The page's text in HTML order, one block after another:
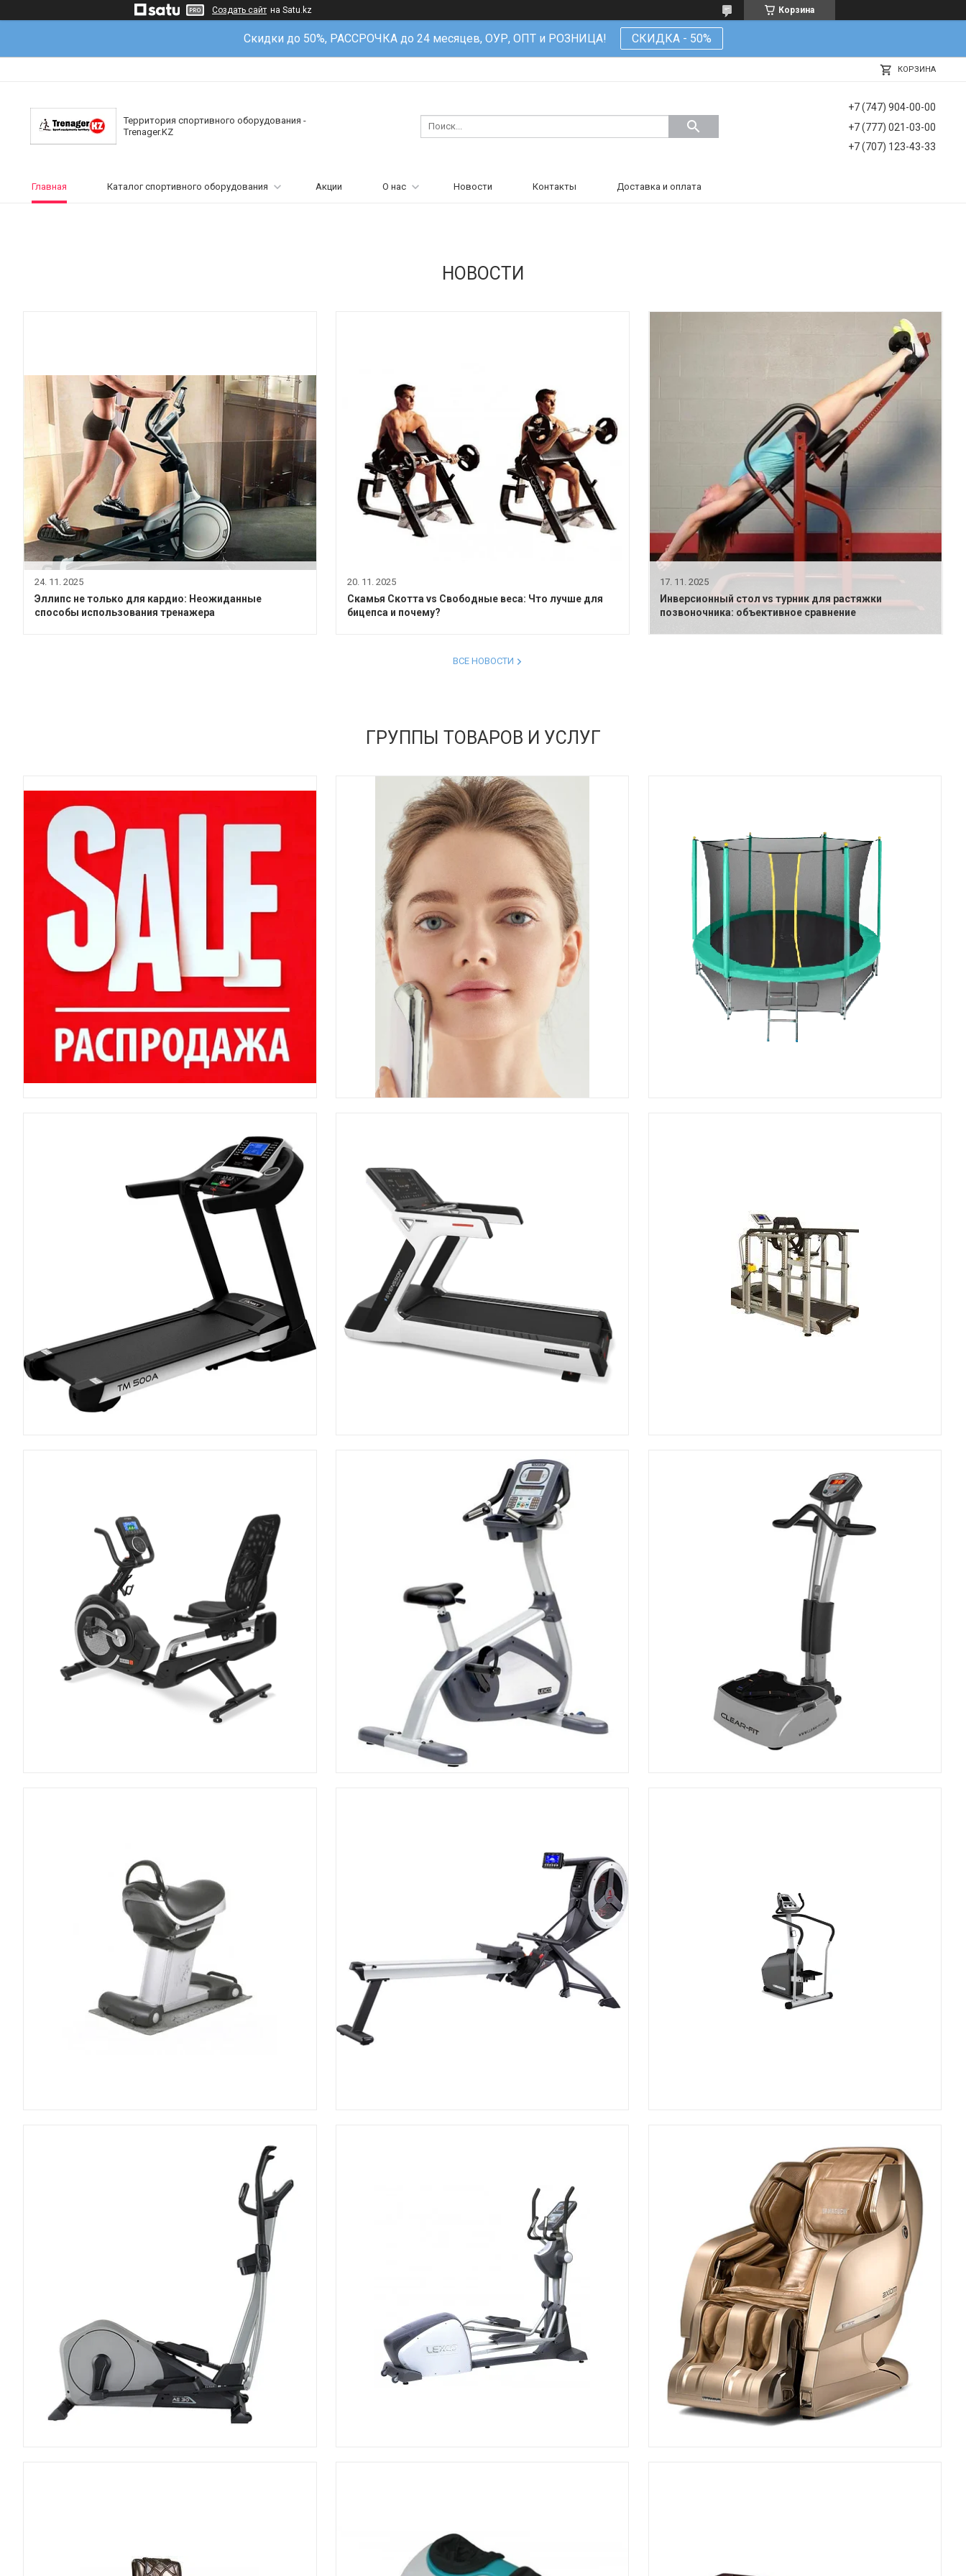
Создать сайт на Satu.kz Корзина
Скидки до 50%, РАССРОЧКА до 24 месяцев, ОУР, ОПТ и РОЗНИЦА! СКИДКА - 50%
КОРЗИНА
Территория спортивного оборудования -
Trenager.KZ
+7 (747) 904-00-00
+7 (777) 021-03-00
+7 (707) 123-43-33
Главная Каталог спортивного оборудования Акции О нас Новости Контакты Доставка и оплата
НОВОСТИ
24. 11. 2025
Эллипс не только для кардио: Неожиданные
способы использования тренажера
20. 11. 2025
Скамья Скотта vs Свободные веса: Что лучше для
бицепса и почему?
17. 11. 2025
Инверсионный стол vs турник для растяжки
позвоночника: объективное сравнение
ВСЕ НОВОСТИ
ГРУППЫ ТОВАРОВ И УСЛУГ